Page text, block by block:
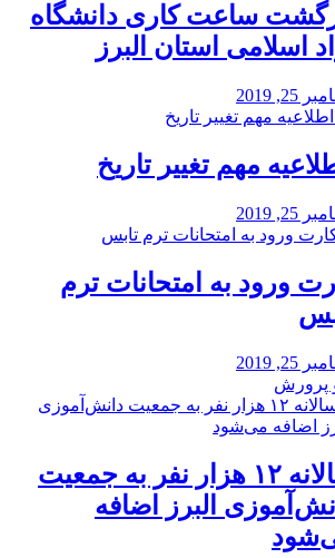
ساعت کاری دانشگاه
اسلامی استان البرز
2019
مهم تغییر تاریخ
2019
ورود به امتحانات ترم
2019
پرورش
️سالانه ۱۲ هزار نفر به جمعیت
البرز اضافه